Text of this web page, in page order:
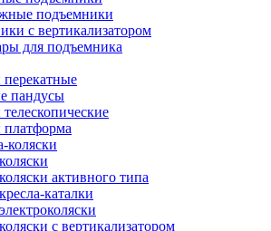
подъемники
с вертикализатором
для подъемника
пандусы
коляски
активного типа
каталки
с вертикализатором